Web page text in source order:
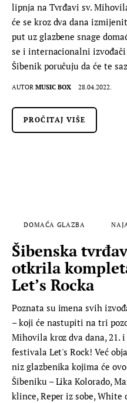
lipnja na Tvrđavi sv.
će se kroz dva dana
put uz glazbene snage
se i internacionalni
Šibenik poručuju da će te
AUTOR MUSIC BOX 28.04.2022.
PROČITAJ VIŠE
DOMAĆA GLAZBA
Šibenska
otkrila
Let’s Rocka
Poznata su imena svih
– koji će nastupiti na tri
Mihovila kroz dva dana, 21.
festivala Let's Rock! Već
niz glazbenika kojima će
Šibeniku – Lika Kolorado,
klince, Reper iz sobe,